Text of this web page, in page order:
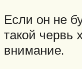
Если он не
такой червь
внимание.